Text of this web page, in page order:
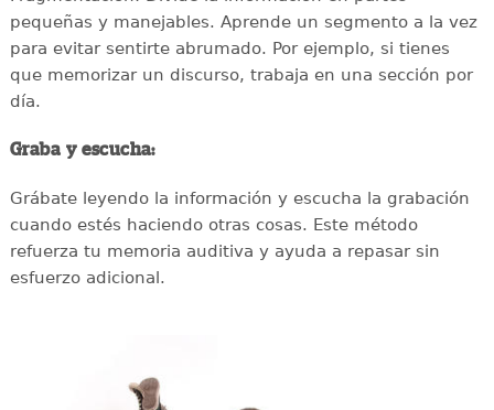
pequeñas y manejables. Aprende un segmento a la vez
para evitar sentirte abrumado. Por ejemplo, si tienes
que memorizar un discurso, trabaja en una sección por
día.
Graba y escucha:
Grábate leyendo la información y escucha la grabación
cuando estés haciendo otras cosas. Este método
refuerza tu memoria auditiva y ayuda a repasar sin
esfuerzo adicional.